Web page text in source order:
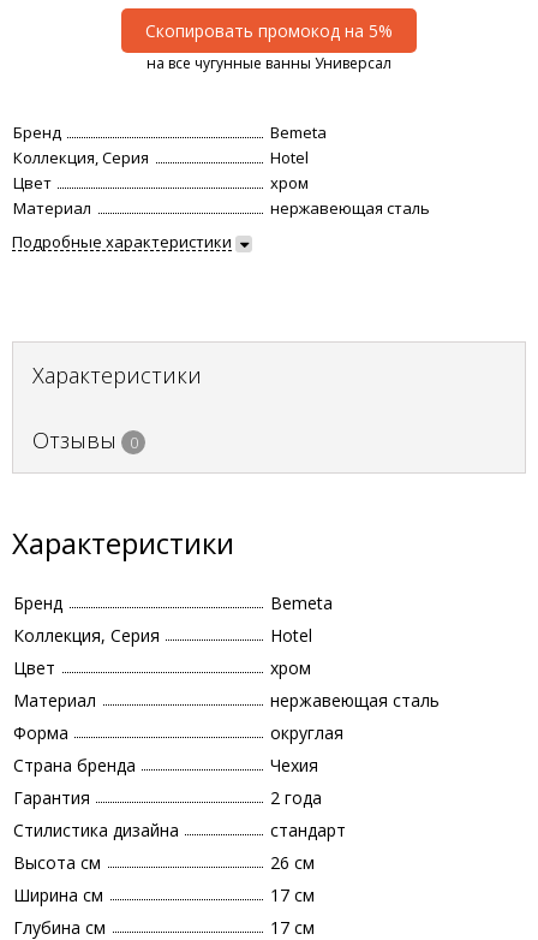
Скопировать промокод на 5%
на все чугунные ванны Универсал
Бренд
Bemeta
Коллекция, Серия
Hotel
Цвет
хром
Материал
нержавеющая сталь
Подробные характеристики
Характеристики
Отзывы 0
Характеристики
Бренд
Bemeta
Коллекция, Серия
Hotel
Цвет
хром
Материал
нержавеющая сталь
Форма
округлая
Страна бренда
Чехия
Гарантия
2 года
Стилистика дизайна
стандарт
Высота см
26 см
Ширина см
17 см
Глубина см
17 см